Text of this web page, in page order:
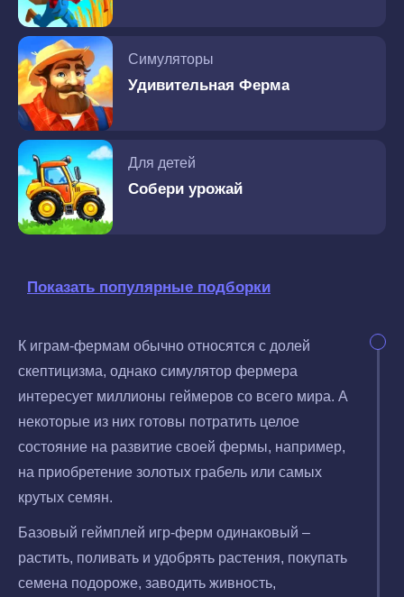
Симуляторы
Удивительная Ферма
Для детей
Собери урожай
Показать популярные подборки
К играм-фермам обычно относятся с долей
скептицизма, однако симулятор фермера
интересует миллионы геймеров со всего мира. А
некоторые из них готовы потратить целое
состояние на развитие своей фермы, например,
на приобретение золотых грабель или самых
крутых семян.
Базовый геймплей игр-ферм одинаковый –
растить, поливать и удобрять растения, покупать
семена подороже, заводить живность,